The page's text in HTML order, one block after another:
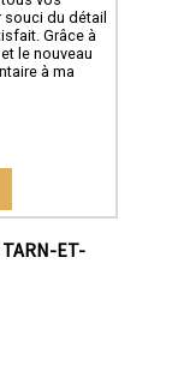
souci du détail
Grâce à
le nouveau
à ma
TARN-ET-